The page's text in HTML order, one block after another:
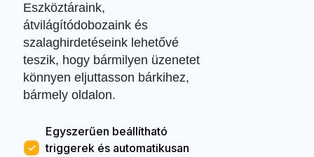
Eszköztáraink,
átvilágítódobozaink és
szalaghirdetéseink lehetővé
teszik, hogy bármilyen üzenetet
könnyen eljuttasson bárkihez,
bármely oldalon.
Egyszerűen beállítható
triggerek és automatikusan